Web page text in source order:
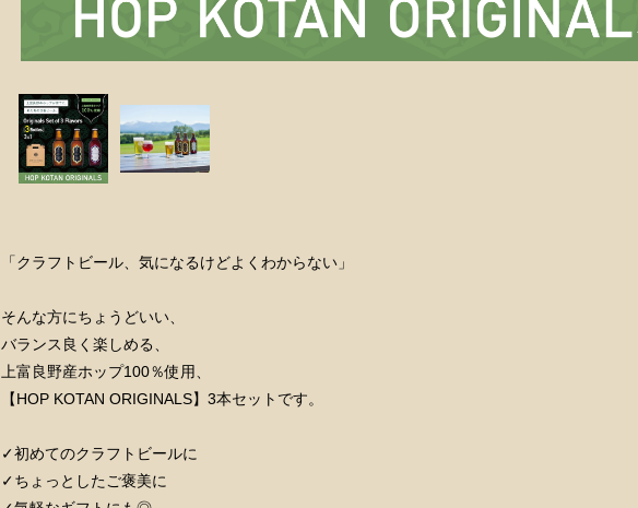
「クラフトビール、気になるけどよくわからない」
そんな方にちょうどいい、
バランス良く楽しめる、
上富良野産ホップ100％使用、
【HOP KOTAN ORIGINALS】3本セットです。
✓初めてのクラフトビールに
✓ちょっとしたご褒美に